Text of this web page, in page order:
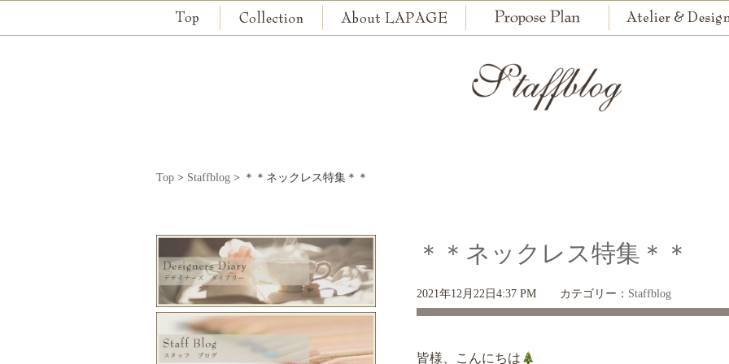
Top > Staffblog > ＊＊ネックレス特集＊＊
＊＊ネックレス特集＊＊
2021年12月22日4:37 PM カテゴリー： Staffblog
皆様、こんにちは